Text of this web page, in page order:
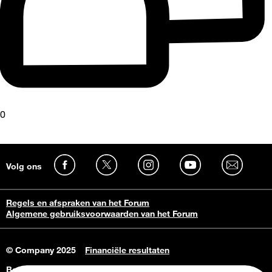
0
Volg ons
Regels en afspraken van het Forum
Algemene gebruiksvoorwaarden van het Forum
© Company 2025
Financiële resultaten
Bedrijfsgegevens